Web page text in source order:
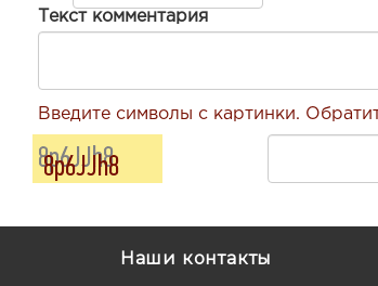
Текст комментария
Введите символы с картинки.
Наши контакты